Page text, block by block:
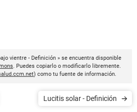
vientre - Definición » se encuentra disponible
. Puedes copiarlo o modificarlo libremente.
) como tu fuente de información.
Lucitis solar - Definición